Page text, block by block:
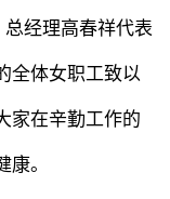
经理高春祥代表
全体女职工致以
家在辛勤工作的
。